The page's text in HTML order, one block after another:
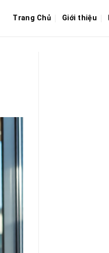
Trang Chủ Giới thiệu